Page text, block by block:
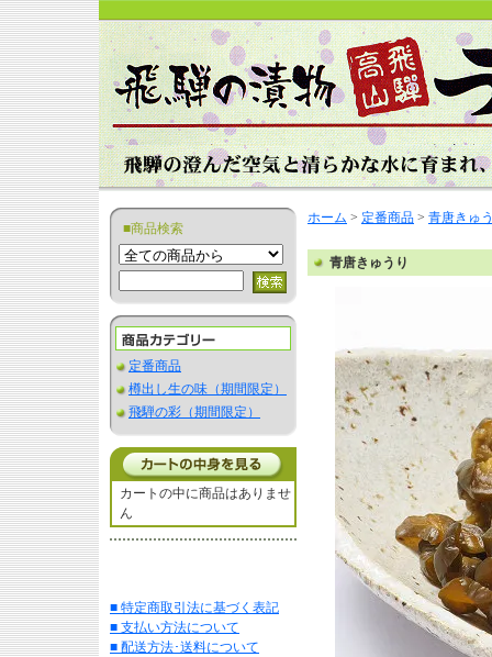
■商品検索
定番商品
樽出し生の味（期間限定）
飛騨の彩（期間限定）
カートの中に商品はありませ
ん
■ 特定商取引法に基づく表記
■ 支払い方法について
■ 配送方法･送料について
ホーム > 定番商品 > 青唐きゅ
青唐きゅうり